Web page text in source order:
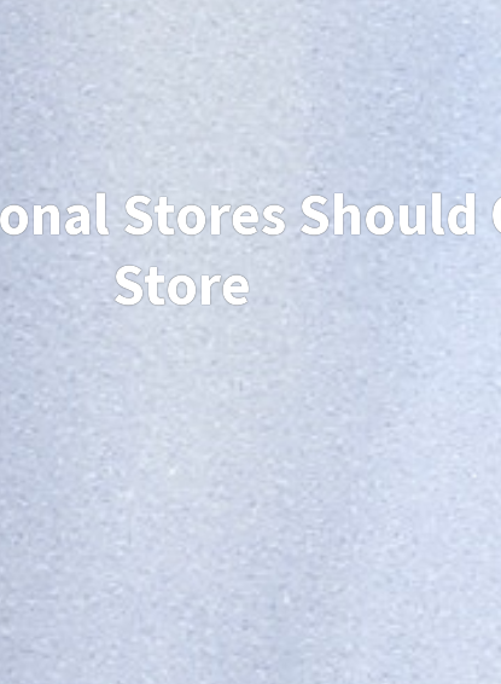
Stores Should
Store